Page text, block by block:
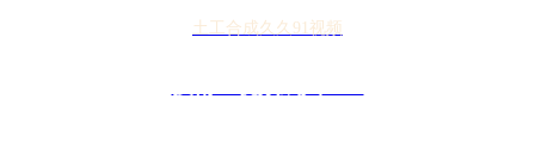
土工合成久久91视频